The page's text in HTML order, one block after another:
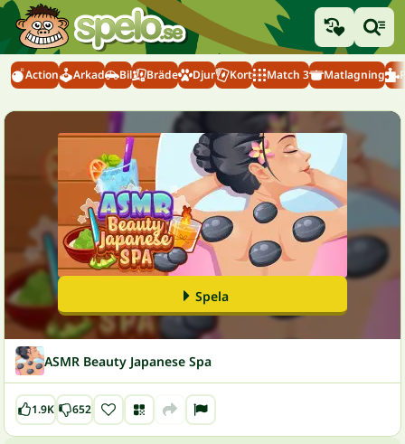
Action Arkad Bil Bräde Djur Kort Match 3 Matlagning
Spela
ASMR Beauty Japanese Spa
1.9K 652